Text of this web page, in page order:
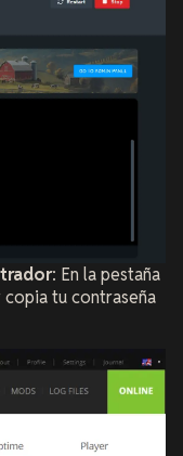
: En la pestaña
tu contraseña